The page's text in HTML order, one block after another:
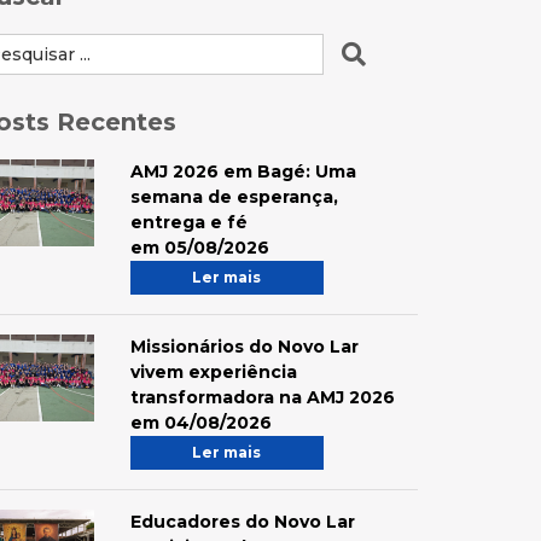
Recentes
AMJ 2026 em Bagé: Uma
semana de esperança,
entrega e fé
em 05/08/2026
Ler mais
Missionários do Novo Lar
vivem experiência
transformadora na AMJ 2026
em 04/08/2026
Ler mais
Educadores do Novo Lar